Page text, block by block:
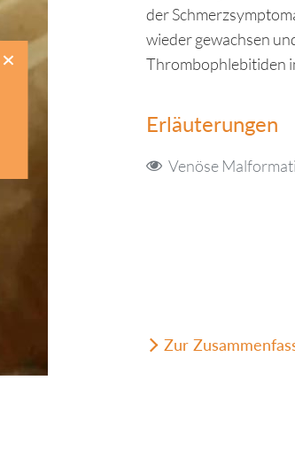
der
wieder gewachsen
Thrombophlebitiden
Erläuterungen
Venöse
Zur